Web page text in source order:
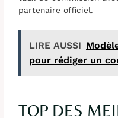
partenaire officiel.
LIRE AUSSI
pour rédiger un
TOP DES